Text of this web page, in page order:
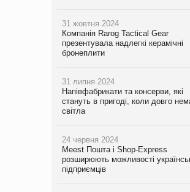
31 жовтня 2024
Компанія Rarog Tactical Gear
презентувала надлегкі керамічні
бронеплити
31 липня 2024
Напівфабрикати та консерви, які
стануть в пригоді, коли довго
світла
24 червня 2024
Meest Пошта і Shop-Express
розширюють можливості
підприємців